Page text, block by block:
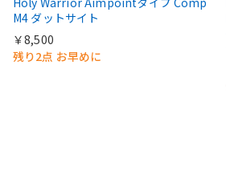
M4 ダットサイト
￥8,500
残り2点 お早めに